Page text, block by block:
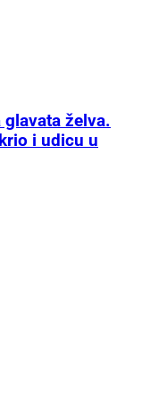
glavata želva.
i udicu u